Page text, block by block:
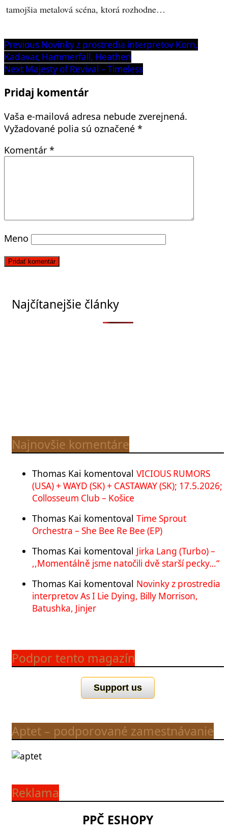
tamojšia metalová scéna, ktorá rozhodne…
Navigácia
v
článku
Previous Previous
post:
Novinky z prostredia interpretov Korn,
Kadavar, Hammerfall, Heathen
Next Next
Majesty of Revival – Timeless
Pridaj komentár
Vaša e-mailová adresa nebude zverejnená.
Vyžadované polia sú označené *
Komentár *
Meno
Najčítanejšie články
Najnovšie komentáre
Thomas Kai komentoval VICIOUS RUMORS
(USA) + WAYD (SK) + CASTAWAY (SK); 17.5.2026;
Collosseum Club – Košice
Thomas Kai komentoval Time Sprout
Orchestra – She Bee Re Bee (EP)
Thomas Kai komentoval Jirka Lang (Turbo) –
,,Momentálně jsme natočili dvě starší pecky…“
Thomas Kai komentoval Novinky z prostredia
interpretov As I Lie Dying, Billy Morrison,
Batushka, Jinjer
Podpor tento magazín
Support us
Aptet – podporované zamestnávanie
Reklama
PPČ ESHOPY